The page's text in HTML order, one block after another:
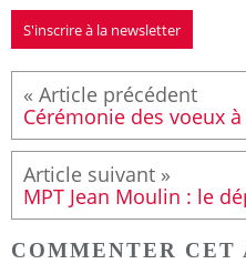
S'inscrire à la newsletter
Cérémonie des voeux
MPT Jean Moulin : le
COMMENTER CET